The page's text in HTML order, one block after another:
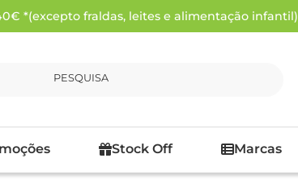
*(excepto fraldas, leites e alimentação infantil)
PESQUISA
Stock Off Marcas